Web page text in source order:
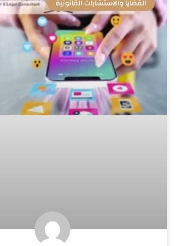
القضايا والاستشارات القانونية